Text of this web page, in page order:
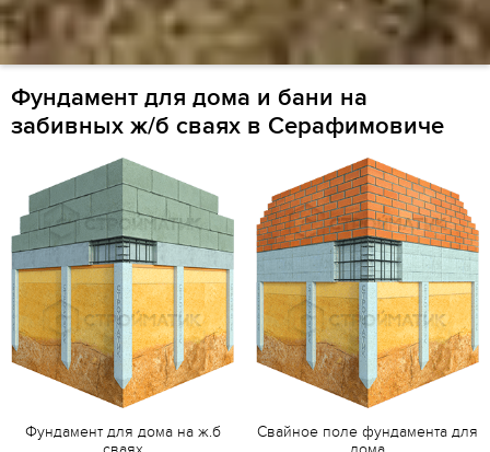
Фундамент для дома и бани на
забивных ж/б сваях в Серафимовиче
Фундамент для дома на ж.б
Свайное поле фундамента для